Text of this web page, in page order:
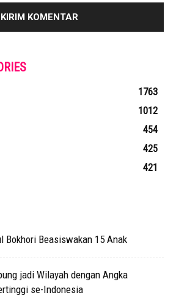
1763
1012
454
425
421
Bokhori Beasiswakan 15 Anak
jadi Wilayah dengan Angka
se-Indonesia